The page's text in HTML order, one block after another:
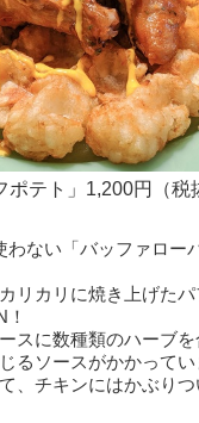
ポテト」1,200円（税
わない「バッファロー
リカリに焼き上げた
スに数種類のハーブ
るソースがかかってい
、チキンにはかぶり